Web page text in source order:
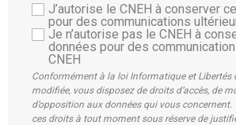
J’autorise le CNEH à conserver
pour des communications
Je n’autorise pas le CNEH à
données pour des
CNEH
Conformément à la loi Informatique et Libertés
modifiée, vous disposez de droits d’accès, de
d’opposition aux données qui vous concernent.
ces droits à tout moment sous réserve de